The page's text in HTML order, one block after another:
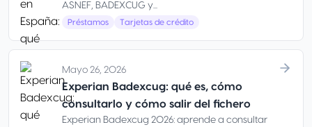
ASNEF, BADEXCUG y...
Préstamos Tarjetas de crédito
Mayo 26, 2026
Experian Badexcug: qué es, cómo
consultarlo y cómo salir del fichero
Experian Badexcug 2026: aprende a consultar